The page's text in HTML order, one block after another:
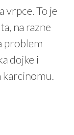
vrpce. To je
na razne
problem
dojke i
karcinomu.